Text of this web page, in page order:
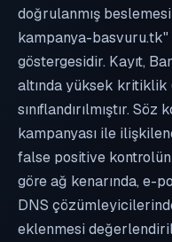
doğrulanmış
kampanya-
göstergesidir. Kayıt,
altında yüksek
sınıflandırılmıştır.
kampanyası ile
false positive
göre ağ kenarında, e-
DNS
eklenmesi